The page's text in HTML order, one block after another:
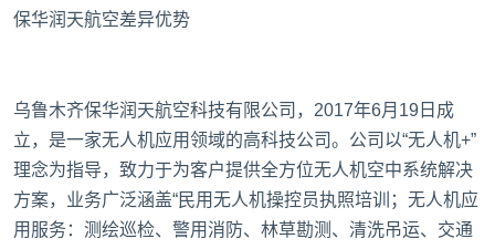
保华润天航空差异优势
乌鲁木齐保华润天航空科技有限公司，2017年6月19日成
立，是一家无人机应用领域的高科技公司。公司以“无人机+”
理念为指导，致力于为客户提供全方位无人机空中系统解决
方案，业务广泛涵盖“民用无人机操控员执照培训；无人机应
用服务：测绘巡检、警用消防、林草勘测、清洗吊运、交通